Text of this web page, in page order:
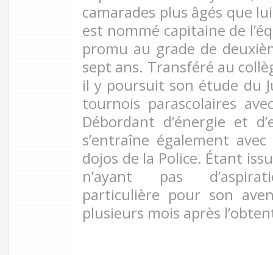
camarades plus âgés que
est nommé capitaine de
promu au grade de
sept ans. Transféré au
il y poursuit son étude du
tournois parascolaires
Débordant d’énergie et
s’entraîne également
dojos de la Police. Étant
n’ayant pas
particulière pour son
plusieurs mois après